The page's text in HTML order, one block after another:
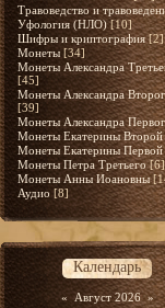
Травоведство и
Уфология (НЛО) [10]
Шифры и криптография [2]
Монеты [34]
Монеты Александра
[45]
Монеты Александра
[39]
Монеты Александра
Монеты Екатерины Второй
Монеты Екатерины Первой
Монеты Петра Третьего [6]
Монеты Анны Иоановны
Аудио [8]
Календарь
« Август 2026 »